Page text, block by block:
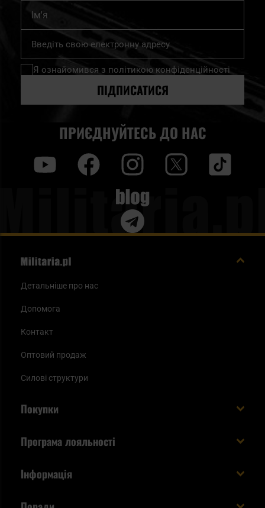
Підпишіться
нашу
розсилку
Я ознайомився з політикою конфіденційності
ПІДПИСАТИСЯ
ПРИЄДНУЙТЕСЬ ДО НАС
Blog
Детальніше про нас
Допомога
Контакт
Оптовий продаж
Силові структури
Покупки
Способи оплати
Статус замовлення
Програма лояльності
Інформація